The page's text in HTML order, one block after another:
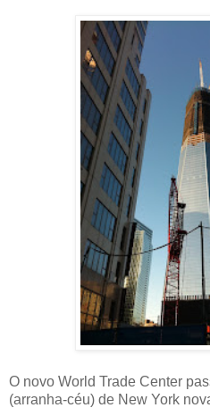
O novo World Trade Center
(arranha-céu) de New York